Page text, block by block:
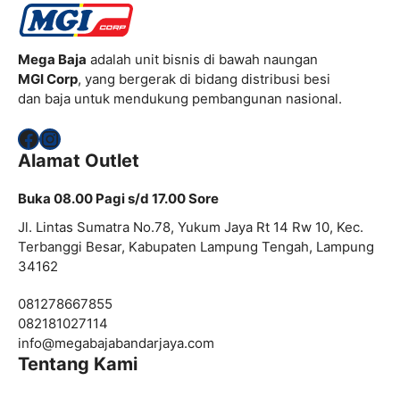
Mega Baja adalah unit bisnis di bawah naungan
MGI Corp, yang bergerak di bidang distribusi besi
dan baja untuk mendukung pembangunan nasional.
Facebook
Instagram
Alamat Outlet
Buka 08.00 Pagi s/d 17.00 Sore
Jl. Lintas Sumatra No.78, Yukum Jaya Rt 14 Rw 10, Kec.
Terbanggi Besar, Kabupaten Lampung Tengah, Lampung
34162
081278667855
082181027114
info@megabajabandarjaya.com
Tentang Kami